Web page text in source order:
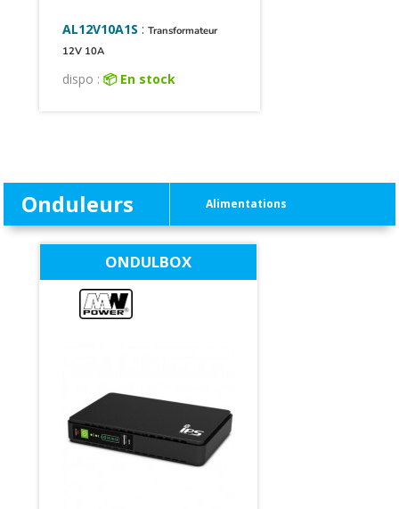
AL12V10A1S :Transformateur
12V 10A
dispo : 📦 En stock
Onduleurs Alimentations
ONDULBOX